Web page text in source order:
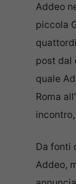
Addeo
piccola
post dal
quale
Roma
Da fonti
Addeo,